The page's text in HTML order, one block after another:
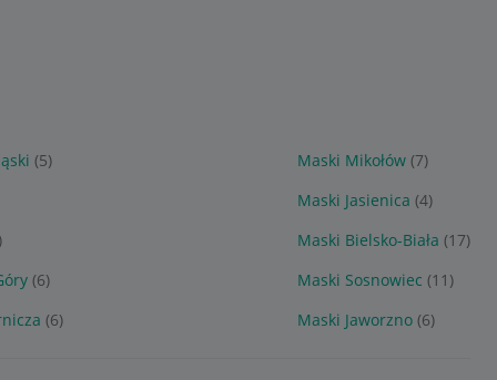
(5) Maski Mikołów (7)
Maski Jasienica (4)
Maski Bielsko-Biała (17)
(6) Maski Sosnowiec (11)
(6) Maski Jaworzno (6)